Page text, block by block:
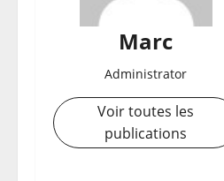
Marc
Administrator
Voir toutes les
publications